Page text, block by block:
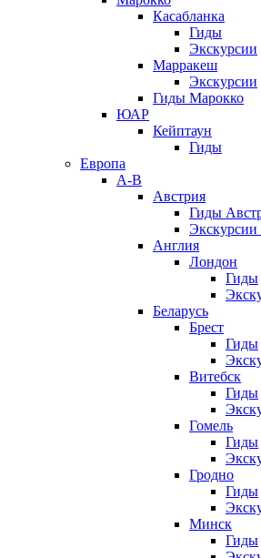
Касабланка
Гиды
Экскурсии
Марракеш
Экскурсии
Гиды Марокко
ЮАР
Кейптаун
Гиды
Европа
А-В
Австрия
Гиды
Англия
Лондон
Гиды
Беларусь
Брест
Гиды
Витебск
Гиды
Гомель
Гиды
Гродно
Гиды
Минск
Гиды